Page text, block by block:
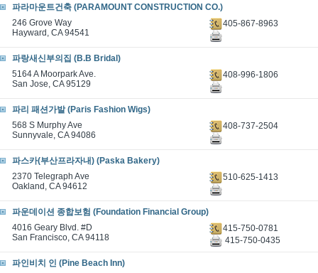
파라마운트건축 (PARAMOUNT CONSTRUCTION CO.)
246 Grove Way
Hayward, CA 94541
405-867-8963
파랑새신부의집 (B.B Bridal)
5164 A Moorpark Ave.
San Jose, CA 95129
408-996-1806
파리 패션가발 (Paris Fashion Wigs)
568 S Murphy Ave
Sunnyvale, CA 94086
408-737-2504
파스카(부산프라자내) (Paska Bakery)
2370 Telegraph Ave
Oakland, CA 94612
510-625-1413
파운데이션 종합보험 (Foundation Financial Group)
4016 Geary Blvd. #D
San Francisco, CA 94118
415-750-0781
415-750-0435
파인비치 인 (Pine Beach Inn)